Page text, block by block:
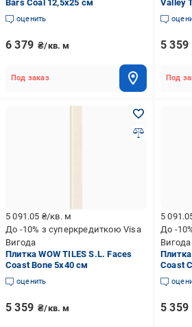
Bars Coal 12,5x25 см
оценить
6 379 ₴/кв. м
Под заказ
Valley
5 359
Под
5 091.05 ₴/кв. м
До -10% з суперкредиткою Visa
Вигода
Плитка WOW TILES S.L. Faces
Coast Bone 5x40 см
оценить
5 359 ₴/кв. м
5
До -
Вигода
Плитка
Coast
5 359